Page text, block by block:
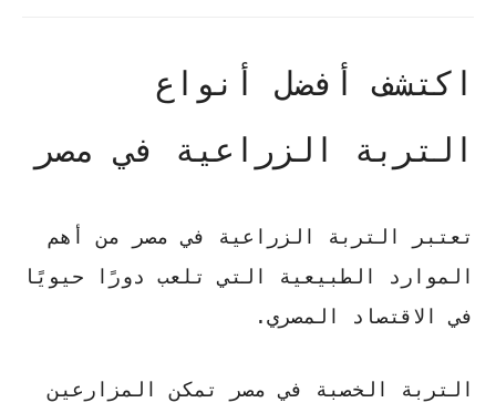
اكتشف أفضل أنواع
التربة الزراعية في مصر
تعتبر التربة الزراعية في مصر من أهم
الموارد الطبيعية التي تلعب دورًا حيويًا
في الاقتصاد المصري.
التربة الخصبة في مصر تمكن المزارعين